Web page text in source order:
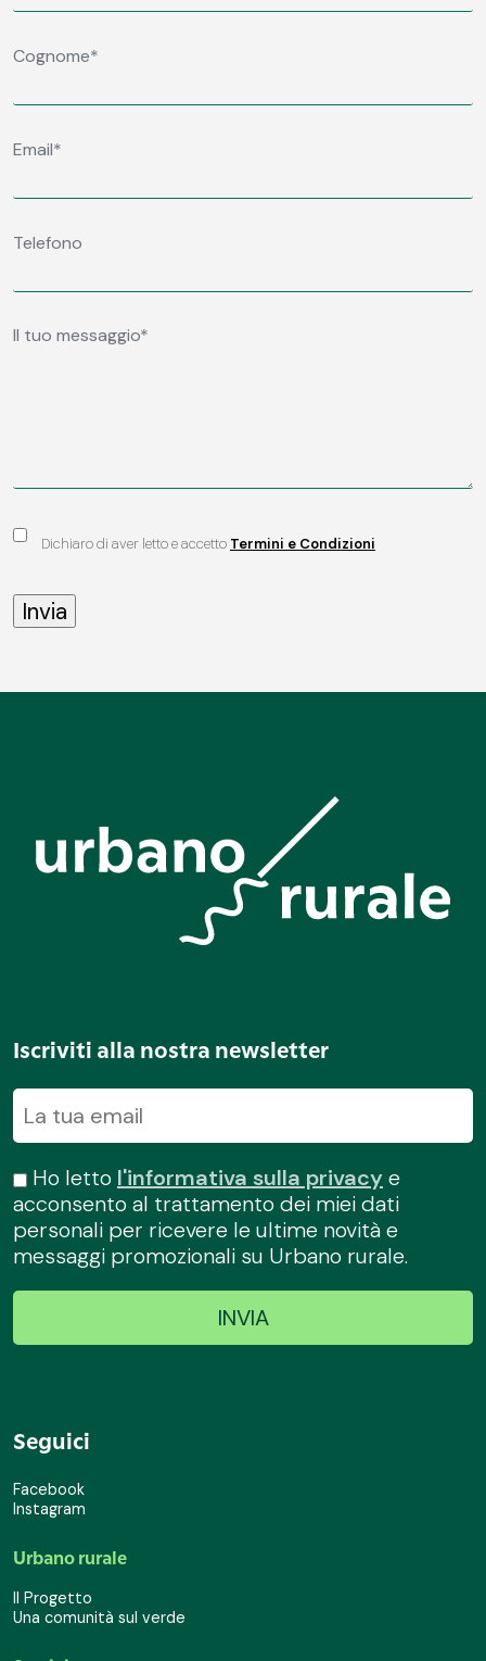
Dichiaro di aver letto e accetto Termini e Condizioni
Iscriviti alla nostra newsletter
Ho letto l'informativa sulla privacye
acconsento al trattamento dei miei dati
personali per ricevere le ultime novità e
messaggi promozionali su Urbano rurale.
Seguici
Facebook
Instagram
Urbano rurale
Il Progetto
Una comunità sul verde